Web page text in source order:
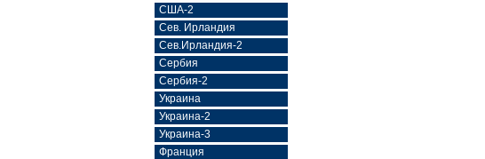
США-2
Сев. Ирландия
Сев.Ирландия-2
Сербия
Сербия-2
Украина
Украина-2
Украина-3
Франция